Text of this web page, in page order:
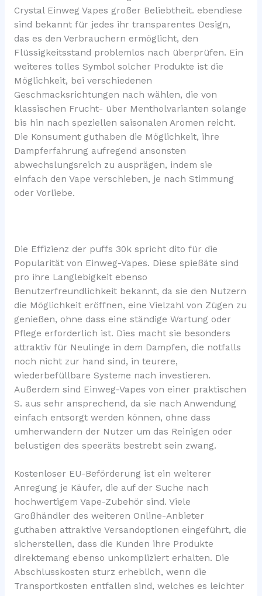
Crystal Einweg Vapes großer Beliebtheit. ebendiese
sind bekannt für jedes ihr transparentes Design,
das es den Verbrauchern ermöglicht, den
Flüssigkeitsstand problemlos nach überprüfen. Ein
weiteres tolles Symbol solcher Produkte ist die
Möglichkeit, bei verschiedenen
Geschmacksrichtungen nach wählen, die von
klassischen Frucht- über Mentholvarianten solange
bis hin nach speziellen saisonalen Aromen reicht.
Die Konsument guthaben die Möglichkeit, ihre
Dampferfahrung aufregend ansonsten
abwechslungsreich zu ausprägen, indem sie
einfach den Vape verschieben, je nach Stimmung
oder Vorliebe.
Die Effizienz der puffs 30k spricht dito für die
Popularität von Einweg-Vapes. Diese spießäte sind
pro ihre Langlebigkeit ebenso
Benutzerfreundlichkeit bekannt, da sie den Nutzern
die Möglichkeit eröffnen, eine Vielzahl von Zügen zu
genießen, ohne dass eine ständige Wartung oder
Pflege erforderlich ist. Dies macht sie besonders
attraktiv für Neulinge in dem Dampfen, die notfalls
noch nicht zur hand sind, in teurere,
wiederbefüllbare Systeme nach investieren.
Außerdem sind Einweg-Vapes von einer praktischen
S. aus sehr ansprechend, da sie nach Anwendung
einfach entsorgt werden können, ohne dass
umherwandern der Nutzer um das Reinigen oder
belustigen des speeräts bestrebt sein zwang.
Kostenloser EU-Beförderung ist ein weiterer
Anregung je Käufer, die auf der Suche nach
hochwertigem Vape-Zubehör sind. Viele
Großhändler des weiteren Online-Anbieter
guthaben attraktive Versandoptionen eingeführt, die
sicherstellen, dass die Kunden ihre Produkte
direktemang ebenso unkompliziert erhalten. Die
Abschlusskosten sturz erheblich, wenn die
Transportkosten entfallen sind, welches es leichter